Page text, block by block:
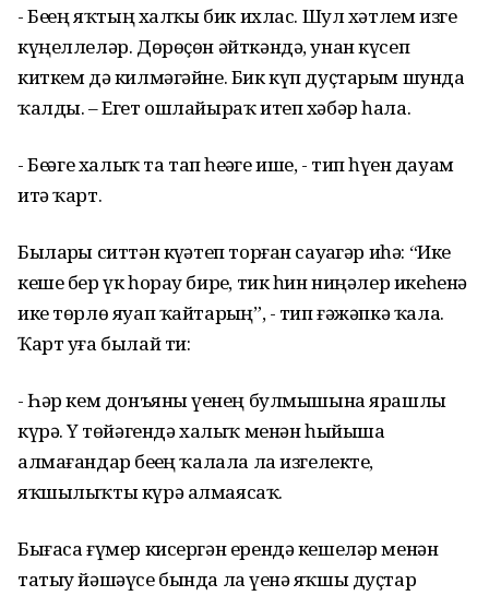
- Беҙҙең яҡтың халҡы бик ихлас. Шул хәтлем изге
күңеллеләр. Дөрөҫөн әйткәндә, унан күсеп
киткем дә килмәгәйне. Бик күп дуҫтарым шунда
ҡалды. – Егет ошлайыраҡ итеп хәбәр һала.
- Беҙҙәге халыҡ та тап һеҙҙәге ише, - тип һүҙен дауам
итә ҡарт.
Быларҙы ситтән күҙәтеп торған сауҙагәр иһә: “Ике
кеше бер үк һорау бирҙе, тик һин ниңәлер икеһенә
ике төрлө яуап ҡайтарҙың”, - тип ғәжәпкә ҡала.
Ҡарт уға былай ти:
- Һәр кем донъяны үҙенең булмышына ярашлы
күрә. Үҙ төйәгендә халыҡ менән һыйыша
алмағандар беҙҙең ҡалала ла изгелекте,
яҡшылыҡты күрә алмаясаҡ.
Бығаса ғүмер кисергән ерендә кешеләр менән
татыу йәшәүсе бында ла үҙенә яҡшы дуҫтар